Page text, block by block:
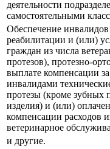
деятельности
самостоятельными
Обеспечение
реабилитации и (или)
граждан из числа
протезов), протезно-
выплате компенсации
инвалидами
протезы (кроме зубных
изделия) и (или)
компенсации расходов
ветеринарное
и другие.